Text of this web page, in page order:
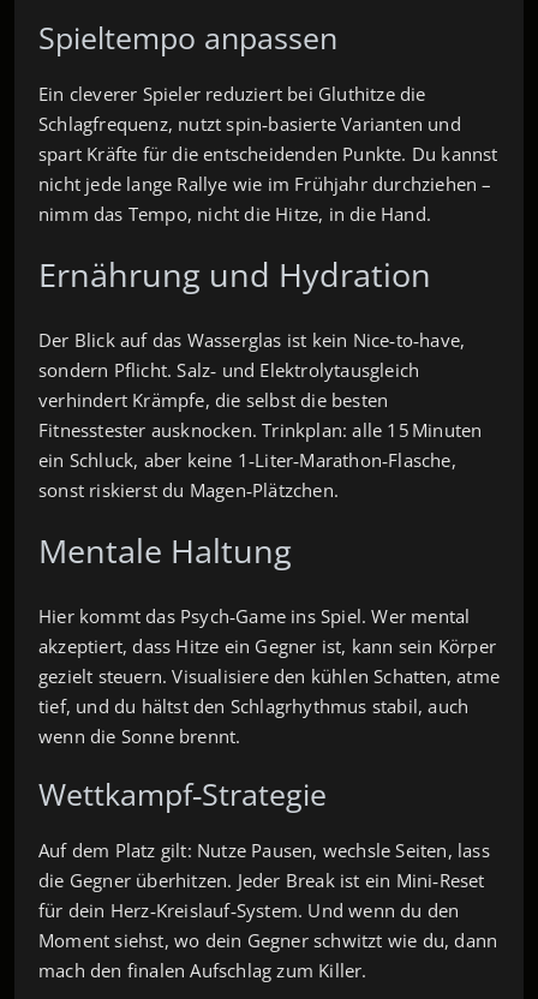
Spieltempo anpassen
Ein cleverer Spieler reduziert bei Gluthitze die
Schlagfrequenz, nutzt spin‑basierte Varianten und
spart Kräfte für die entscheidenden Punkte. Du kannst
nicht jede lange Rallye wie im Frühjahr durchziehen –
nimm das Tempo, nicht die Hitze, in die Hand.
Ernährung und Hydration
Der Blick auf das Wasser­glas ist kein Nice‑to‑have,
sondern Pflicht. Salz‑ und Elektrolytausgleich
verhindert Krämpfe, die selbst die besten
Fitnesstester ausknocken. Trinkplan: alle 15 Minuten
ein Schluck, aber keine 1‑Liter‑Marathon‑Flasche,
sonst riskierst du Magen‑Plätzchen.
Mentale Haltung
Hier kommt das Psych‑Game ins Spiel. Wer mental
akzeptiert, dass Hitze ein Gegner ist, kann sein Körper
gezielt steuern. Visualisiere den kühlen Schatten, atme
tief, und du hältst den Schlagrhythmus stabil, auch
wenn die Sonne brennt.
Wettkampf‑Strategie
Auf dem Platz gilt: Nutze Pausen, wechsle Seiten, lass
die Gegner überhitzen. Jeder Break ist ein Mini‑Reset
für dein Herz‑Kreislauf‑System. Und wenn du den
Moment siehst, wo dein Gegner schwitzt wie du, dann
mach den finalen Aufschlag zum Killer.